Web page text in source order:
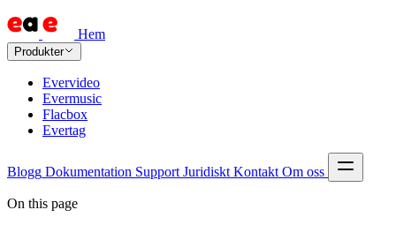
Hem
Produkter
Evervideo
Evermusic
Flacbox
Evertag
Blogg Dokumentation Support Juridiskt Kontakt Om oss
On this page